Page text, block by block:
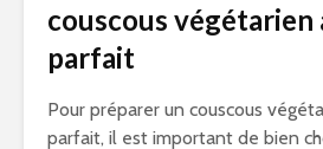
couscous végétarien
parfait
Pour préparer un couscous
parfait, il est important de bien